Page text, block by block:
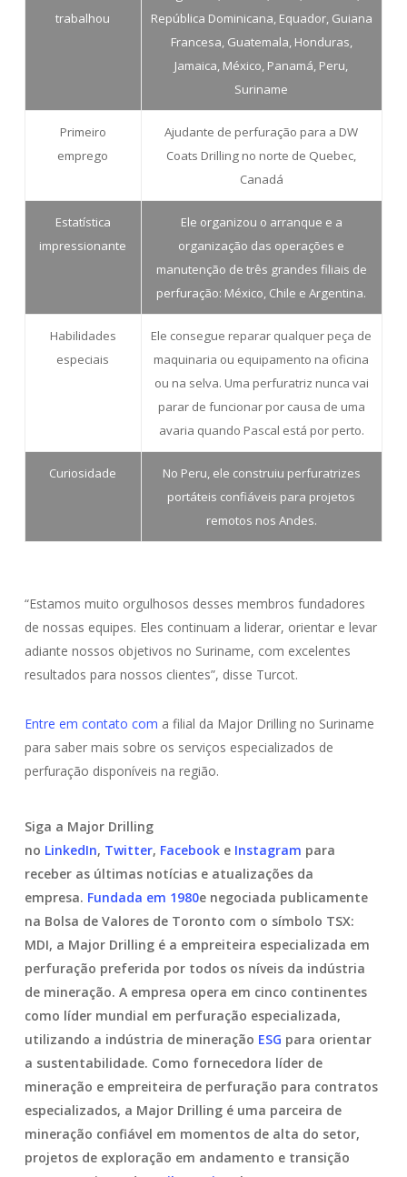
trabalhou
República Dominicana, Equador, Guiana
Francesa, Guatemala, Honduras,
Jamaica, México, Panamá, Peru,
Suriname
Primeiro
emprego
Ajudante de perfuração para a DW
Coats Drilling no norte de Quebec,
Canadá
Estatística
impressionante
Ele organizou o arranque e a
organização das operações e
manutenção de três grandes filiais de
perfuração: México, Chile e Argentina.
Habilidades
especiais
Ele consegue reparar qualquer peça de
maquinaria ou equipamento na oficina
ou na selva. Uma perfuratriz nunca vai
parar de funcionar por causa de uma
avaria quando Pascal está por perto.
Curiosidade
No Peru, ele construiu perfuratrizes
portáteis confiáveis para projetos
remotos nos Andes.
“Estamos muito orgulhosos desses membros fundadores
de nossas equipes. Eles continuam a liderar, orientar e levar
adiante nossos objetivos no Suriname, com excelentes
resultados para nossos clientes”, disse Turcot.
Entre em contato com a filial da Major Drilling no Suriname
para saber mais sobre os serviços especializados de
perfuração disponíveis na região.
Siga a Major Drilling
no LinkedIn, Twitter, Facebook e Instagram para
receber as últimas notícias e atualizações da
empresa. Fundada em 1980e negociada publicamente
na Bolsa de Valores de Toronto com o símbolo TSX:
MDI, a Major Drilling é a empreiteira especializada em
perfuração preferida por todos os níveis da indústria
de mineração. A empresa opera em cinco continentes
como líder mundial em perfuração especializada,
utilizando a indústria de mineração ESG para orientar
a sustentabilidade. Como fornecedora líder de
mineração e empreiteira de perfuração para contratos
especializados, a Major Drilling é uma parceira de
mineração confiável em momentos de alta do setor,
projetos de exploração em andamento e transição